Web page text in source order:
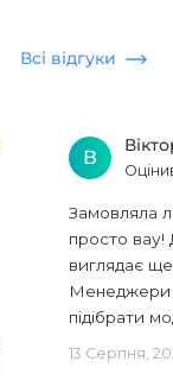
Всі відгуки
В
Замовляла
просто вау!
виглядає
Менеджери
підібрати
13 Серпня,